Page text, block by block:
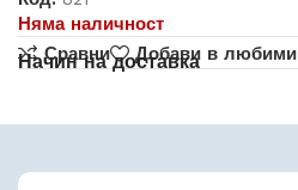
Няма наличност
Сравни
Добави в любими
Начин на доставка